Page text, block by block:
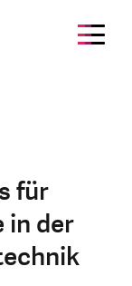
für
in der